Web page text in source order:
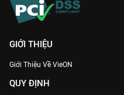
GIỚI THIỆU
Giới Thiệu Về VieON
QUY ĐỊNH